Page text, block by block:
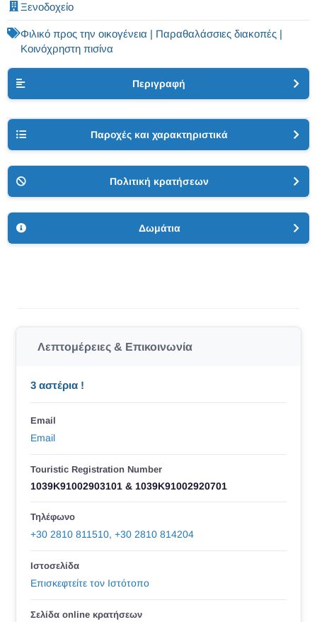
Ξενοδοχείο
Φιλικό προς την οικογένεια | Παραθαλάσσιες διακοπές |
Κοινόχρηστη πισίνα
Περιγραφή
Παροχές και χαρακτηριστικά
Πολιτική κρατήσεων
Δωμάτια
Λεπτομέρειες & Επικοινωνία
3 αστέρια !
Email
Email
Touristic Registration Number
1039K91002903101 & 1039K91002920701
Τηλέφωνο
+30 2810 811510, +30 2810 814204
Ιστοσελίδα
Επισκεφτείτε τον Ιστότοπο
Σελίδα online κρατήσεων